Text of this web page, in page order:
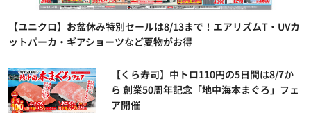
【ユニクロ】お盆休み特別セールは8/13まで！エアリズムT・UVカ
ットパーカ・ギアショーツなど夏物がお得
【くら寿司】中トロ110円の5日間は8/7か
ら 創業50周年記念「地中海本まぐろ」フェ
ア開催